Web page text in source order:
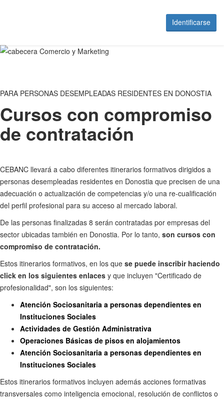
Identificarse
PARA PERSONAS DESEMPLEADAS RESIDENTES EN DONOSTIA
Cursos con compromiso
de contratación
CEBANC llevará a cabo diferentes itinerarios formativos dirigidos a
personas desempleadas residentes en Donostia que precisen de una
adecuación o actualización de competencias y/o una re-cualificación
del perfil profesional para su acceso al mercado laboral.
De las personas finalizadas 8 serán contratadas por empresas del
sector ubicadas también en Donostia. Por lo tanto, son cursos con
compromiso de contratación.
Estos itinerarios formativos, en los que se puede inscribir haciendo
click en los siguientes enlaces y que incluyen "Certificado de
profesionalidad", son los siguientes:
Atención Sociosanitaria a personas dependientes en
Instituciones Sociales
Actividades de Gestión Administrativa
Operaciones Básicas de pisos en alojamientos
Atención Sociosanitaria a personas dependientes en
Instituciones Sociales
Estos itinerarios formativos incluyen además acciones formativas
transversales como inteligencia emocional, resolución de conflictos o